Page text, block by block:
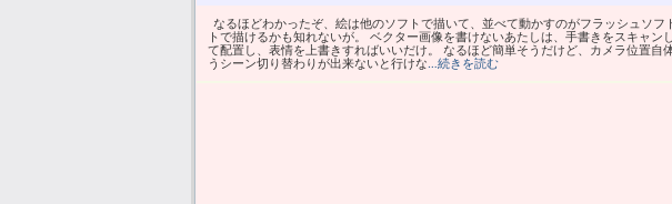
なるほどわかったぞ、絵は他のソフトで描いて、並べて動かすのがフラッシュソ
トで描けるかも知れないが。 ベクター画像を書けないあたしは、手書きをスキャ
て配置し、表情を上書きすればいいだけ。 なるほど簡単そうだけど、カメラ位置
うシーン切り替わりが出来ないと行けな…続きを読む